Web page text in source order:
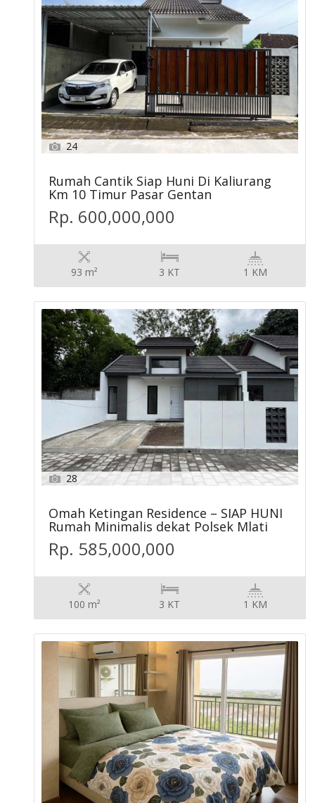
24
Rumah Cantik Siap Huni Di Kaliurang
Km 10 Timur Pasar Gentan
Rp. 600,000,000
93 m² 3 KT 1 KM
28
Omah Ketingan Residence – SIAP HUNI
Rumah Minimalis dekat Polsek Mlati
Rp. 585,000,000
100 m² 3 KT 1 KM